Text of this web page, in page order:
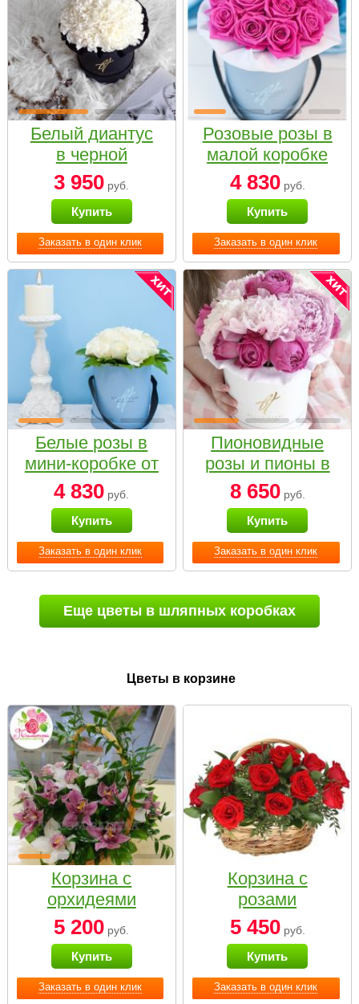
Заказать в один клик
Белый диантус
в черной
коробке Small
3 950 руб.
Купить
Заказать в один клик
Розовые розы в
малой коробке
4 830руб.
Купить
Заказать в один клик
Белые розы в
мини-коробке от
Bella Fiori
4 830 руб.
Купить
Заказать в один клик
Пионовидные
розы и пионы в
белой коробке
Small
8 650руб.
Купить
Еще цветы в шляпных коробках
Цветы в корзине
Заказать в один клик
Корзина с
орхидеями
малая
5 200 руб.
Купить
Заказать в один клик
Корзина с
розами
«Красный
Париж»
5 450руб.
Купить